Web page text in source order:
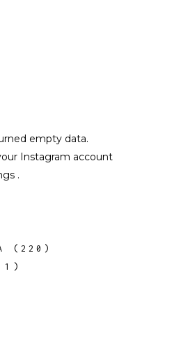
empty data.
Instagram account
.
(220)